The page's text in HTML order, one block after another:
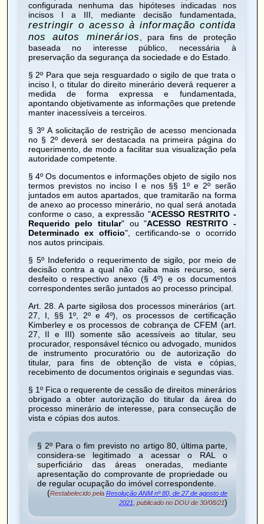
configurada nenhuma das hipóteses indicadas nos
incisos I a III, mediante decisão fundamentada,
restringir o acesso à informação contida
nos autos minerários
, para fins de proteção
baseada no interesse público, necessária à
preservação da segurança da sociedade e do Estado.
§ 2º Para que seja resguardado o sigilo de que trata o
inciso I, o titular do direito minerário deverá requerer a
medida de forma expressa e fundamentada,
apontando objetivamente as informações que pretende
manter inacessíveis a terceiros.
§ 3º A solicitação de restrição de acesso mencionada
no § 2º deverá ser destacada na primeira página do
requerimento, de modo a facilitar sua visualização pela
autoridade competente.
§ 4º Os documentos e informações objeto de sigilo nos
termos previstos no inciso I e nos §§ 1º e 2º serão
juntados em autos apartados, que tramitarão na forma
de anexo ao processo minerário, no qual será anotada
conforme o caso, a expressão "ACESSO RESTRITO -
Requerido pelo titular" ou "ACESSO RESTRITO -
Determinado ex officio", certificando-se o ocorrido
nos autos principais.
§ 5º Indeferido o requerimento de sigilo, por meio de
decisão contra a qual não caiba mais recurso, será
desfeito o respectivo anexo (§ 4º) e os documentos
correspondentes serão juntados ao processo principal.
Art. 28. A parte sigilosa dos processos minerários (art.
27, I, §§ 1º, 2º e 4º), os processos de certificação
Kimberley e os processos de cobrança de CFEM (art.
27, II e III) somente são acessíveis ao titular, seu
procurador, responsável técnico ou advogado, munidos
de instrumento procuratório ou de autorização do
titular, para fins de obtenção de vista e cópias,
recebimento de documentos originais e segundas vias.
§ 1º Fica o requerente de cessão de direitos minerários
obrigado a obter autorização do titular da área do
processo minerário de interesse, para consecução de
vista e cópias dos autos.
§ 2º Para o fim previsto no artigo 80, última parte,
considera-se legitimado a acessar o RAL o
superficiáriodas áreas oneradas, mediante
apresentação do comprovante de propriedade ou
de regular ocupação do imóvel correspondente.
(Restabelecido pela Resolução ANM nº 80, de 27 de agosto de
2021 , publicado no DOU de 30/08/21)